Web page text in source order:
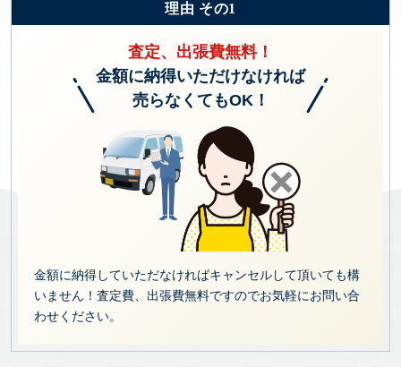
理由 その1
査定、出張費無料！
金額に納得いただけなければ
売らなくてもOK！
金額に納得していただなければキャンセルして頂いても構
いません！査定費、出張費無料ですのでお気軽にお問い合
わせください。